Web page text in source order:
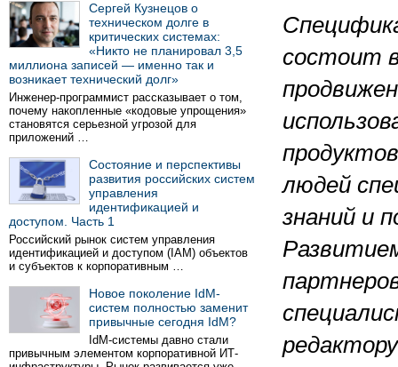
Сергей Кузнецов о
техническом долге в
критических системах:
«Никто не планировал 3,5
миллиона записей — именно так и
возникает технический долг»
Инженер-программист рассказывает о том,
почему накопленные «кодовые упрощения»
становятся серьезной угрозой для
приложений …
Состояние и перспективы
развития российских систем
управления
идентификацией и
доступом. Часть 1
Российский рынок систем управления
идентификацией и доступом (IAM) объектов
и субъектов к корпоративным …
Новое поколение IdM-
систем полностью заменит
привычные сегодня IdM?
IdM-системы давно стали
привычным элементом корпоративной ИТ-
состоит
людей
знаний и